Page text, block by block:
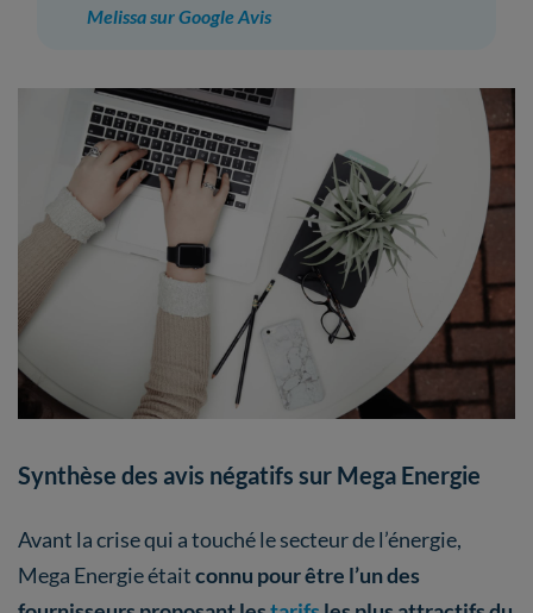
Melissa sur Google Avis
Synthèse des avis négatifs sur Mega Energie
Avant la crise qui a touché le secteur de l’énergie,
Mega Energie étaitconnu pour être l’un des